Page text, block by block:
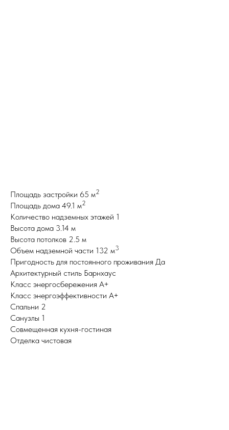
Площадь застройки 65 м2
Площадь дома 49.1 м2
Количество надземных этажей 1
Высота дома 3.14 м
Высота потолков 2.5 м
Объем надземной части 132 м3
Пригодность для постоянного проживания Да
Архитектурный стиль Барнхаус
Класс энергосбережения A+
Класс энергоэффективности A+
Спальни 2
Санузлы 1
Совмещенная кухня-гостиная
Отделка чистовая